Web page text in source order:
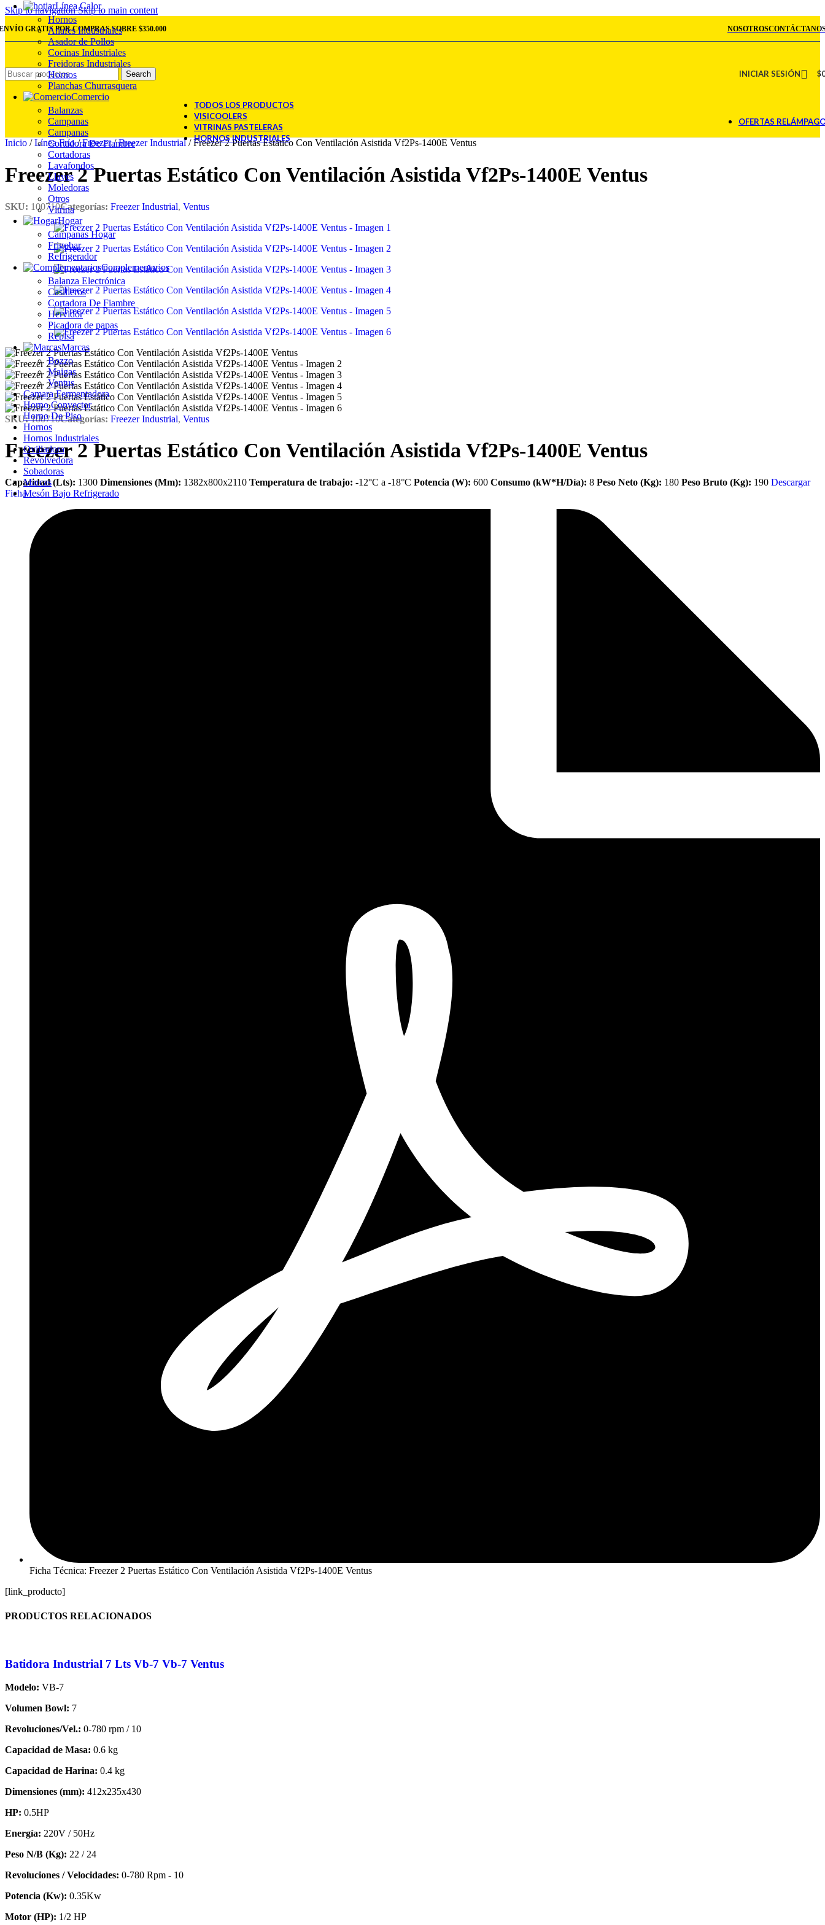
Skip to navigationSkip to main content
GRATIS POR COMPRAS SOBRE $350.000 NOSOTROS
Search INICIAR SESIÓN $
Línea Calor
Hornos
Anafes Industriales
Asador de Pollos
Cocinas Industriales
Freidoras Industriales
Hornos
Planchas Churrasquera
Comercio
Balanzas
Campanas
Campanas
Cortadora De Fiambre
Cortadoras
Lavafondos
Llaves
Moledoras
Otros
Vitrina
Hogar
Campanas Hogar
Frigobar
Refrigerador
Complementarios
Balanza Electrónica
Casilleros
Cortadora De Fiambre
Hervidor
Picadora de papas
Repisa
Marcas
Bozzo
Maigas
Ventus
Camara Fermentadora
Horno Convector
Horno De Piso
Hornos
Hornos Industriales
Ovilladora
Revolvedora
Sobadoras
Marcas
Mesón Bajo Refrigerado
TODOS LOS PRODUCTOS
VISICOOLERS
VITRINAS PASTELERAS
HORNOS INDUSTRIALES
OFERTAS
Inicio / Línea Frío/ Freezer/ Freezer Industrial/ Freezer 2 Puertas Estático Con Ventilación Asistida Vf2Ps-1400E Ventus
Freezer 2 Puertas Estático Con Ventilación Asistida Vf2Ps-1400E Ventus
SKU: 100710Categorías: Freezer Industrial, Ventus
SKU:100710Categorías: Freezer Industrial, Ventus
Freezer 2 Puertas Estático Con Ventilación Asistida Vf2Ps-1400E Ventus
Capacidad (Lts): 1300 Dimensiones (Mm): 1382x800x2110 Temperatura de trabajo: -12°C a -18°C Potencia (W): 600 Consumo (kW*H/Día): 8 Peso Neto (Kg): 180 Peso Bruto (Kg): 190 Descargar
Ficha
Ficha Técnica: Freezer 2 Puertas Estático Con Ventilación Asistida Vf2Ps-1400E Ventus
[link_producto]
PRODUCTOS RELACIONADOS
Batidora Industrial 7 Lts Vb-7 Vb-7 Ventus
Modelo: VB-7
Volumen Bowl: 7
Revoluciones/Vel.: 0-780 rpm / 10
Capacidad de Masa: 0.6 kg
Capacidad de Harina: 0.4 kg
Dimensiones (mm): 412x235x430
HP: 0.5HP
Energía: 220V / 50Hz
Peso N/B (Kg): 22 / 24
Revoluciones / Velocidades: 0-780 Rpm - 10
Potencia (Kw): 0.35Kw
Motor (HP): 1/2 HP